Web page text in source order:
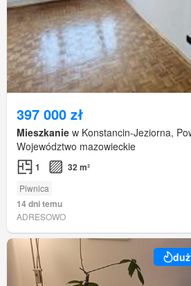
397 000 zł
Mieszkanie w Konstancin-Jeziorna,
Województwo mazowieckie
1 32 m²
Piwnica
14 dni temu
ADRESOWO